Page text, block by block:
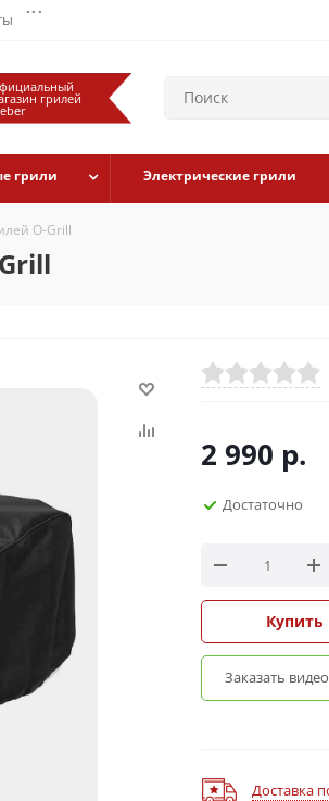
...
грилей
грили Электрические грили
O-Grill
2 990 р.
Достаточно
Купить
Заказать
Доставка